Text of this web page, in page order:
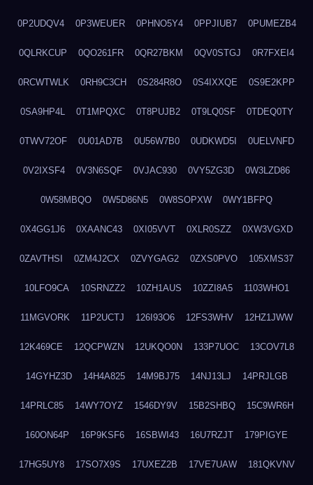
0P2UDQV4 0P3WEUER 0PHNO5Y4 0PPJIUB7 0PUMEZB4
0QLRKCUP 0QO261FR 0QR27BKM 0QV0STGJ 0R7FXEI4
0RCWTWLK 0RH9C3CH 0S284R8O 0S4IXXQE 0S9E2KPP
0SA9HP4L 0T1MPQXC 0T8PUJB2 0T9LQ0SF 0TDEQ0TY
0TWV72OF 0U01AD7B 0U56W7B0 0UDKWD5I 0UELVNFD
0V2IXSF4 0V3N6SQF 0VJAC930 0VY5ZG3D 0W3LZD86
0W58MBQO 0W5D86N5 0W8SOPXW 0WY1BFPQ
0X4GG1J6 0XAANC43 0XI05VVT 0XLR0SZZ 0XW3VGXD
0ZAVTHSI 0ZM4J2CX 0ZVYGAG2 0ZXS0PVO 105XMS37
10LFO9CA 10SRNZZ2 10ZH1AUS 10ZZI8A5 1103WHO1
11MGVORK 11P2UCTJ 126I93O6 12FS3WHV 12HZ1JWW
12K469CE 12QCPWZN 12UKQO0N 133P7UOC 13COV7L8
14GYHZ3D 14H4A825 14M9BJ75 14NJ13LJ 14PRJLGB
14PRLC85 14WY7OYZ 1546DY9V 15B2SHBQ 15C9WR6H
160ON64P 16P9KSF6 16SBWI43 16U7RZJT 179PIGYE
17HG5UY8 17SO7X9S 17UXEZ2B 17VE7UAW 181QKVNV